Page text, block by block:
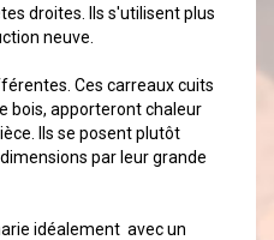
droites. Ils s'utilisent plus
neuve.
Ces carreaux cuits
bois, apporteront chaleur
Ils se posent plutôt
par leur grande
idéalement avec un